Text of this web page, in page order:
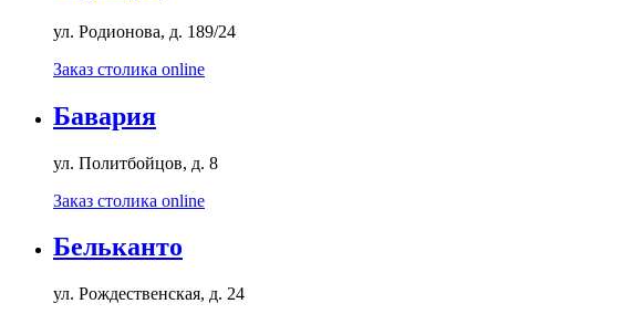
ул. Родионова, д. 189/24
Заказ столика online
Бавария
ул. Политбойцов, д. 8
Заказ столика online
Бельканто
ул. Рождественская, д. 24